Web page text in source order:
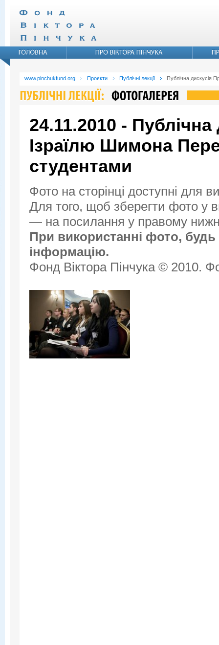
www.pinchukfund.org Проєкти Публічні лекції Публічна дискусія
24.11.2010 -
Ізраїлю Шимона
студентами
Фото на сторінці доступні для
Для того, щоб зберегти фото у
— на посилання у правому
При використанні фото, будь
інформацію.
Фонд Віктора Пінчука © 2010.